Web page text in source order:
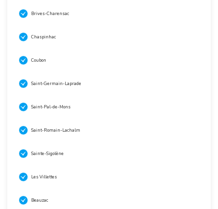
Brives-Charensac
Chaspinhac
Coubon
Saint-Germain-Laprade
Saint-Pal-de-Mons
Saint-Romain-Lachalm
Sainte-Sigolène
Les Villettes
Beauzac